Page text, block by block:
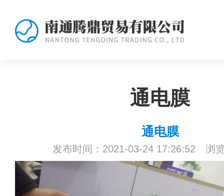
通电膜
通电膜
发布时间：2021-03-24 17:26:52 浏